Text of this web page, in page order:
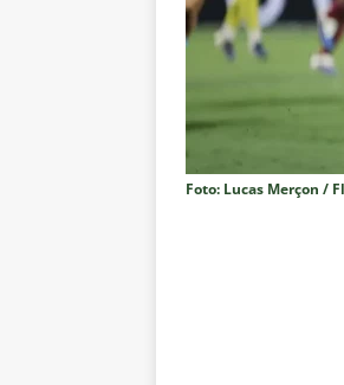
[ 7
[
Foto: Lucas Merçon /